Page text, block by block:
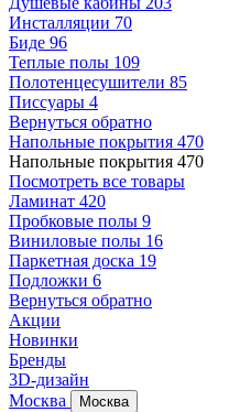
Инсталляции 70
Биде 96
Теплые полы 109
Полотенцесушители 85
Писсуары 4
Вернуться обратно
Напольные покрытия 470
Напольные покрытия 470
Посмотреть все товары
Ламинат 420
Пробковые полы 9
Виниловые полы 16
Паркетная доска 19
Подложки 6
Вернуться обратно
Акции
Новинки
Бренды
3D-дизайн
Москва
Москва